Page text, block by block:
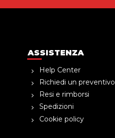
ASSISTENZA
Help Center
Richiedi un preventivo
Resi e rimborsi
Spedizioni
Cookie policy